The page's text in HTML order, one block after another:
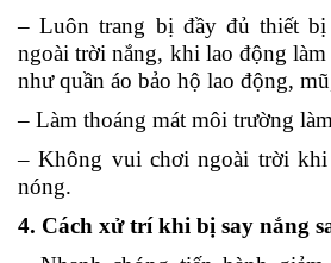
– Luôn trang bị đầy đủ thiết
ngoài trời nắng, khi lao động
như quần áo bảo hộ lao động,
– Làm thoáng mát môi trường
– Không vui chơi ngoài trời khi
nóng.
4. Cách xử trí khi bị say nắng